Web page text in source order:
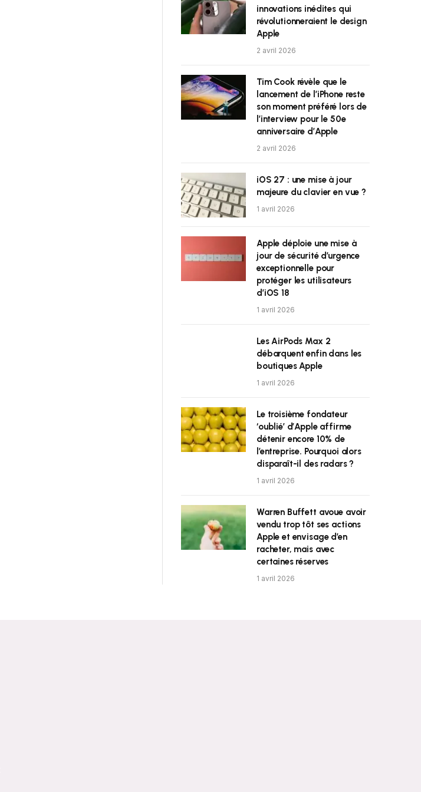
innovations inédites qui
révolutionneraient le design
Apple
2 avril 2026
Tim Cook révèle que le
lancement de l’iPhone reste
son moment préféré lors de
l’interview pour le 50e
anniversaire d’Apple
2 avril 2026
iOS 27 : une mise à jour
majeure du clavier en vue ?
1 avril 2026
Apple déploie une mise à
jour de sécurité d’urgence
exceptionnelle pour
protéger les utilisateurs
d’iOS 18
1 avril 2026
Les AirPods Max 2
débarquent enfin dans les
boutiques Apple
1 avril 2026
Le troisième fondateur
‘oublié’ d’Apple affirme
détenir encore 10% de
l’entreprise. Pourquoi alors
disparaît-il des radars ?
1 avril 2026
Warren Buffett avoue avoir
vendu trop tôt ses actions
Apple et envisage d’en
racheter, mais avec
certaines réserves
1 avril 2026